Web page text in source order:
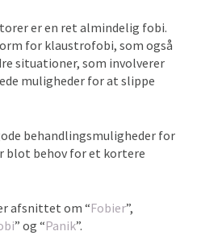
er en ret almindelig fobi.
for klaustrofobi, som også
situationer, som involverer
muligheder for at slippe
behandlingsmuligheder for
blot behov for et kortere
afsnittet om “Fobier”,
” og “Panik”.